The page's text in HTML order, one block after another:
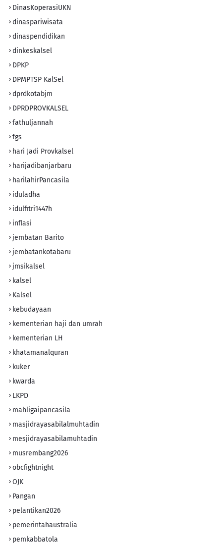
DinasKoperasiUKN
dinaspariwisata
dinaspendidikan
dinkeskalsel
DPKP
DPMPTSP KalSel
dprdkotabjm
DPRDPROVKALSEL
fathuljannah
fgs
hari Jadi Provkalsel
harijadibanjarbaru
harilahirPancasila
iduladha
idulfitri1447h
inflasi
jembatan Barito
jembatankotabaru
jmsikalsel
kalsel
Kalsel
kebudayaan
kementerian haji dan umrah
kementerian LH
khatamanalquran
kuker
kwarda
LKPD
mahligaipancasila
masjidrayasabilalmuhtadin
mesjidrayasabilamuhtadin
musrembang2026
obcfightnight
OJK
Pangan
pelantikan2026
pemerintahaustralia
pemkabbatola